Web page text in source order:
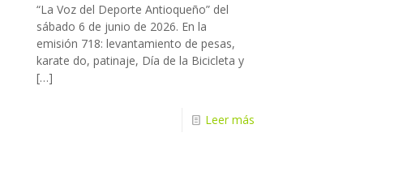
“La Voz del Deporte Antioqueño” del
sábado 6 de junio de 2026. En la
emisión 718: levantamiento de pesas,
karate do, patinaje, Día de la Bicicleta y
[…]
Leer más